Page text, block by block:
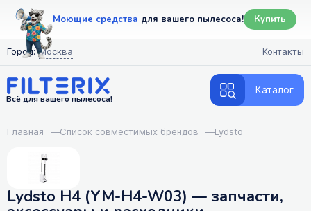
Моющие средства для вашего пылесоса! Купить
Город: Москва Контакты
Всё для вашего пылесоса!
Каталог
Главная —Список совместимых брендов —Lydsto
Lydsto H4 (YM-H4-W03) — запчасти,